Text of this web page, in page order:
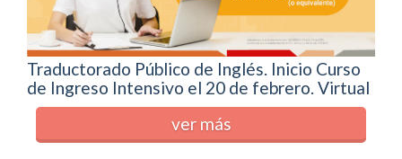
Traductorado Público de Inglés. Inicio Curso
de Ingreso Intensivo el 20 de febrero. Virtual
ver más